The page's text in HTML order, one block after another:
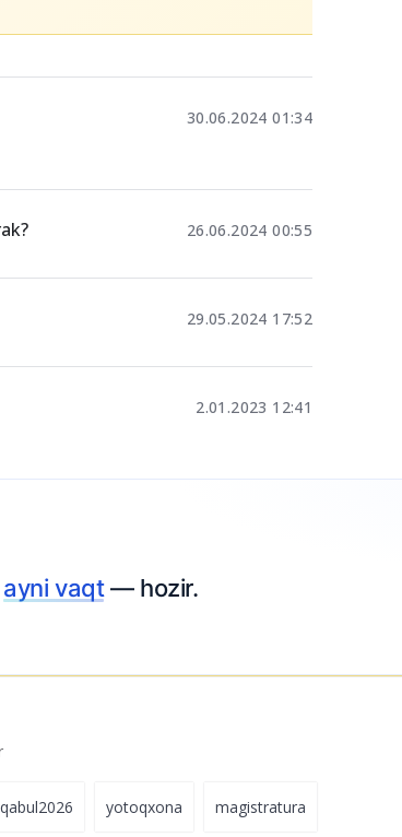
Ulashing
30.06.2024 01:34
29.05.2024 17:52
vaqt